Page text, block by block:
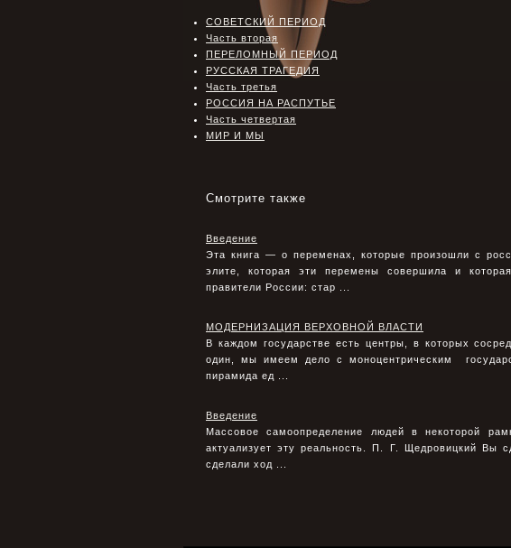
СОВЕТСКИЙ ПЕРИОД
Часть вторая
ПЕРЕЛОМНЫЙ ПЕРИОД
РУССКАЯ ТРАГЕДИЯ
Часть третья
РОССИЯ НА РАСПУТЬЕ
Часть четвертая
МИР И МЫ
Смотрите также
Введение
Эта книга — о переменах, которые произошли с
элите, которая эти перемены совершила и
правители России: стар ...
МОДЕРНИЗАЦИЯ ВЕРХОВНОЙ ВЛАСТИ
В каждом государстве есть центры, в которых
один, мы имеем дело с моноцентрическим
пирамида ед ...
Введение
Массовое самоопределение людей в некоторой
актуализует эту реальность. П. Г. Щедровицкий Вы
сделали ход ...